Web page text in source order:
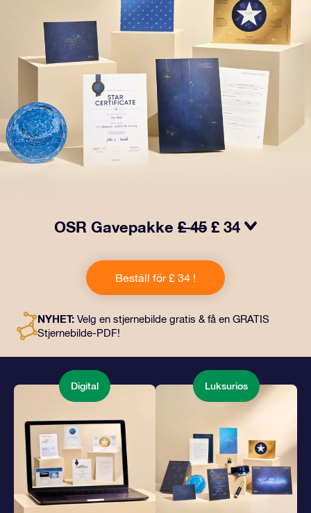
OSR Gavepakke £ 45 £ 34
gaven inkluderer en vakker konvolutt og personlige
dokumenter som kan sendes til en adresse etter eget
valg, samt digitale dokumenter og gratis bruk av våre
til venner og kjære på.
Beställ för £ 34 !
NYHET: Velg en stjernebilde gratis & få en GRATIS
Stjernebilde-PDF!
Digital Luksuriøs